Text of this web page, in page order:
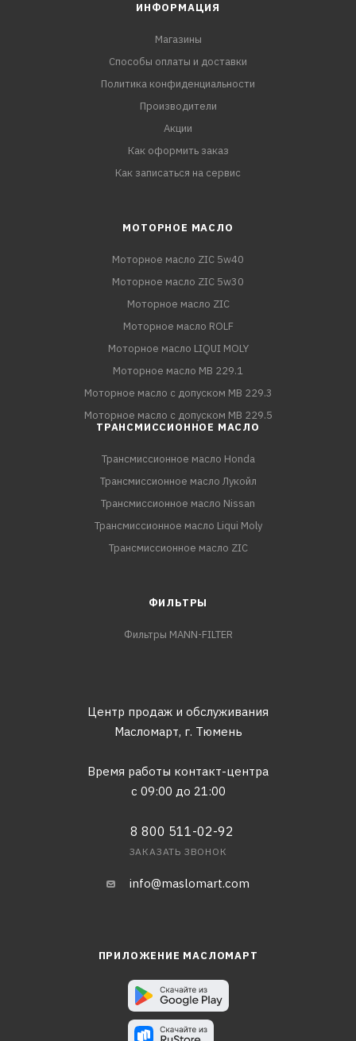
ИНФОРМАЦИЯ
Магазины
Способы оплаты и доставки
Политика конфиденциальности
Производители
Акции
Как оформить заказ
Как записаться на сервис
МОТОРНОЕ МАСЛО
Моторное масло ZIC 5w40
Моторное масло ZIC 5w30
Моторное масло ZIC
Моторное масло ROLF
Моторное масло LIQUI MOLY
Моторное масло MB 229.1
Моторное масло с допуском MB 229.3
Моторное масло с допуском MB 229.5
ТРАНСМИССИОННОЕ МАСЛО
Трансмиссионное масло Honda
Трансмиссионное масло Лукойл
Трансмиссионное масло Nissan
Трансмиссионное масло Liqui Moly
Трансмиссионное масло ZIC
ФИЛЬТРЫ
Фильтры MANN-FILTER
Центр продаж и обслуживания
Масломарт, г. Тюмень
Время работы контакт-центра
с 09:00 до 21:00
8 800 511-02-92
ЗАКАЗАТЬ ЗВОНОК
info@maslomart.com
ПРИЛОЖЕНИЕ МАСЛОМАРТ